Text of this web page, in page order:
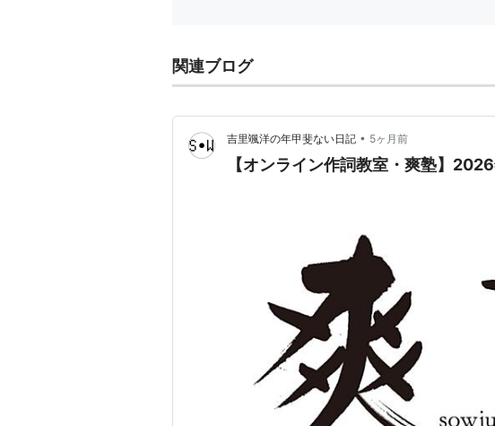
関連ブログ
吉里颯洋の年甲斐ない日記 • 5ヶ月前
【オンライン作詞教室・爽塾】